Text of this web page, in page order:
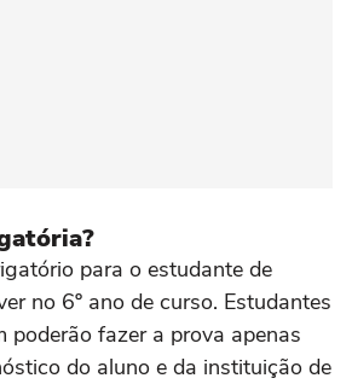
para o estudante de
no 6º ano de curso. Estudantes
poderão fazer a prova apenas
do aluno e da instituição de